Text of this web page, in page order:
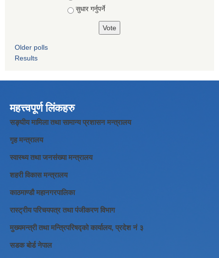
सुधार गर्नुपर्ने
Older polls
Results
महत्त्वपूर्ण लिंकहरु
सङ्घीय मामिला तथा सामान्य प्रशासन मन्त्रालय
गृह मन्त्रालय
स्वास्थ्य तथा जनसंख्या मन्त्रालय
शहरी विकास मन्त्रालय
काठमाण्डौ महानगरपालिका
रास्ट्रीय परिचयपत्र तथा पंजीकरण विभाग
मुख्यमन्त्री तथा मन्त्रिपरिषद्को कार्यालय, प्रदेश नं ३
सडक बोर्ड नेपाल